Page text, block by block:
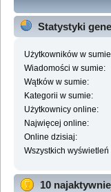
Statystyki
Użytkowników w
Wiadomości w sumie:
Wątków w sumie:
Kategorii w sumie:
Użytkownicy online:
Najwięcej online:
Online dzisiaj:
Wszystkich wyświetleń
10